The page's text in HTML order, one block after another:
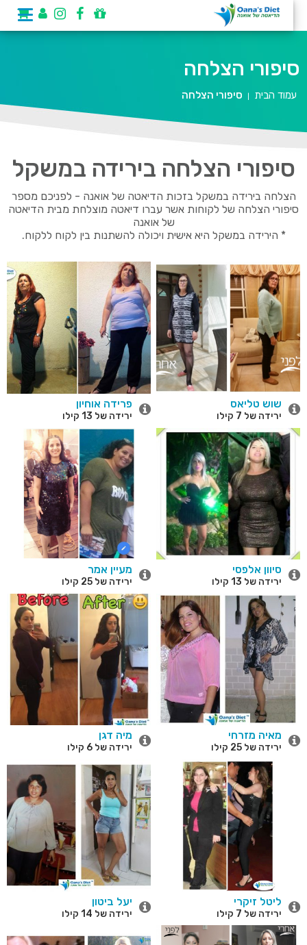
סיפורי הצלחה
עמוד הבית | סיפורי הצלחה
סיפורי הצלחה בירידה במשקל
הצלחה בירידה במשקל בזכות הדיאטה של אואנה - לפניכם מספר
סיפורי הצלחה של לקוחות אשר עברו דיאטה מוצלחת מבית הדיאטה
של אואנה
* הירידה במשקל היא אישית ויכולה להשתנות בין לקוח ללקוח.
שוש טליאס
ירידה של 7 קילו
פרידה אוחיון
ירידה של 13 קילו
סיוון אלפסי
ירידה של 13 קילו
מעיין אמר
ירידה של 25 קילו
מאיה מזרחי
ירידה של 25 קילו
מיה דגן
ירידה של 6 קילו
ליטל זיקרי
ירידה של 7 קילו
יעל ביטון
ירידה של 14 קילו